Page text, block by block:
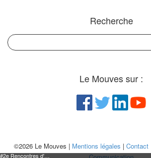
#2e Rencontres d'affaires à Impacts - 14 octobre
Recherche
Le Mouves sur :
©2026 Le Mouves | Mentions légales | Contact